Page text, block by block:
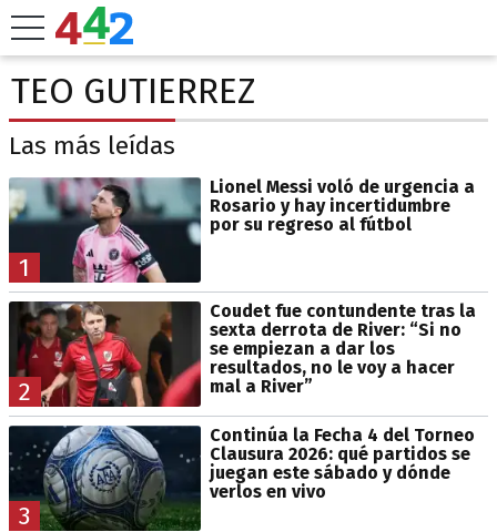
TEO GUTIERREZ
Las más leídas
1
Lionel Messi voló de urgencia a
Rosario y hay incertidumbre
por su regreso al fútbol
2
Coudet fue contundente tras la
sexta derrota de River: “Si no
se empiezan a dar los
resultados, no le voy a hacer
mal a River”
3
Continúa la Fecha 4 del Torneo
Clausura 2026: qué partidos se
juegan este sábado y dónde
verlos en vivo